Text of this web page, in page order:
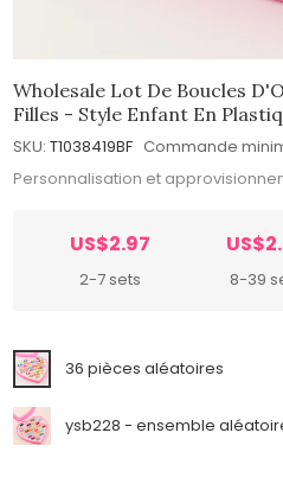
Wholesale Lot De Boucles
Filles - Style Enfant En
SKU: T1038419BF Commande
Personnalisation et
US$2.97
2-7 sets 8-39
36 pièces aléatoires
ysb228 - ensemble